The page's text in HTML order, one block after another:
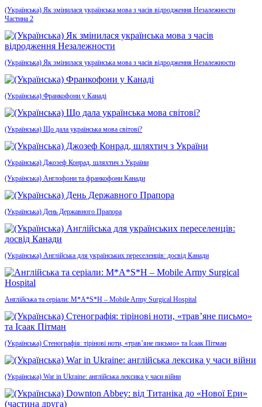
(Українська) Як змінилася українська мова з часів відродження Незалежности
Частина 2
(Українська) Як змінилася українська мова з часів відродження Незалежности
(Українська) Франкофони у Канаді
(Українська) Що дала українська мова світові?
(Українська) Джозеф Конрад, шляхтич з України
(Українська) Англофони та франкофони Канади
(Українська) День Державного Прапора
(Українська) Англійська для українських переселенців: досвід Канади
Англійська та серіали: M*A*S*H – Mobile Army Surgical Hospital
(Українська) Стенографія: тірінові ноти, «трав’яне письмо» та Ісаак Пітман
(Українська) War in Ukraine: англійська лексика у часи війни